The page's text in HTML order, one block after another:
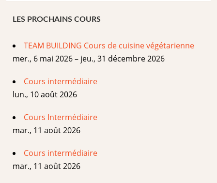
LES PROCHAINS COURS
TEAM BUILDING Cours de cuisine végétarienne
mer., 6 mai 2026 – jeu., 31 décembre 2026
Cours intermédiaire
lun., 10 août 2026
Cours Intermédiaire
mar., 11 août 2026
Cours intermédiaire
mar., 11 août 2026